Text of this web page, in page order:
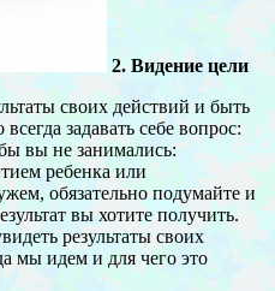
2. Видение цели
своих действий и быть
задавать себе вопрос:
вы не занимались:
ребенка или
обязательно подумайте и
вы хотите получить.
результаты своих
мы идем и для чего это